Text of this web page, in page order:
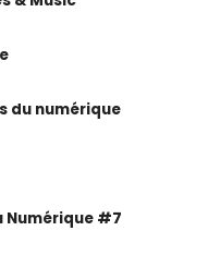
du numérique
Numérique #7